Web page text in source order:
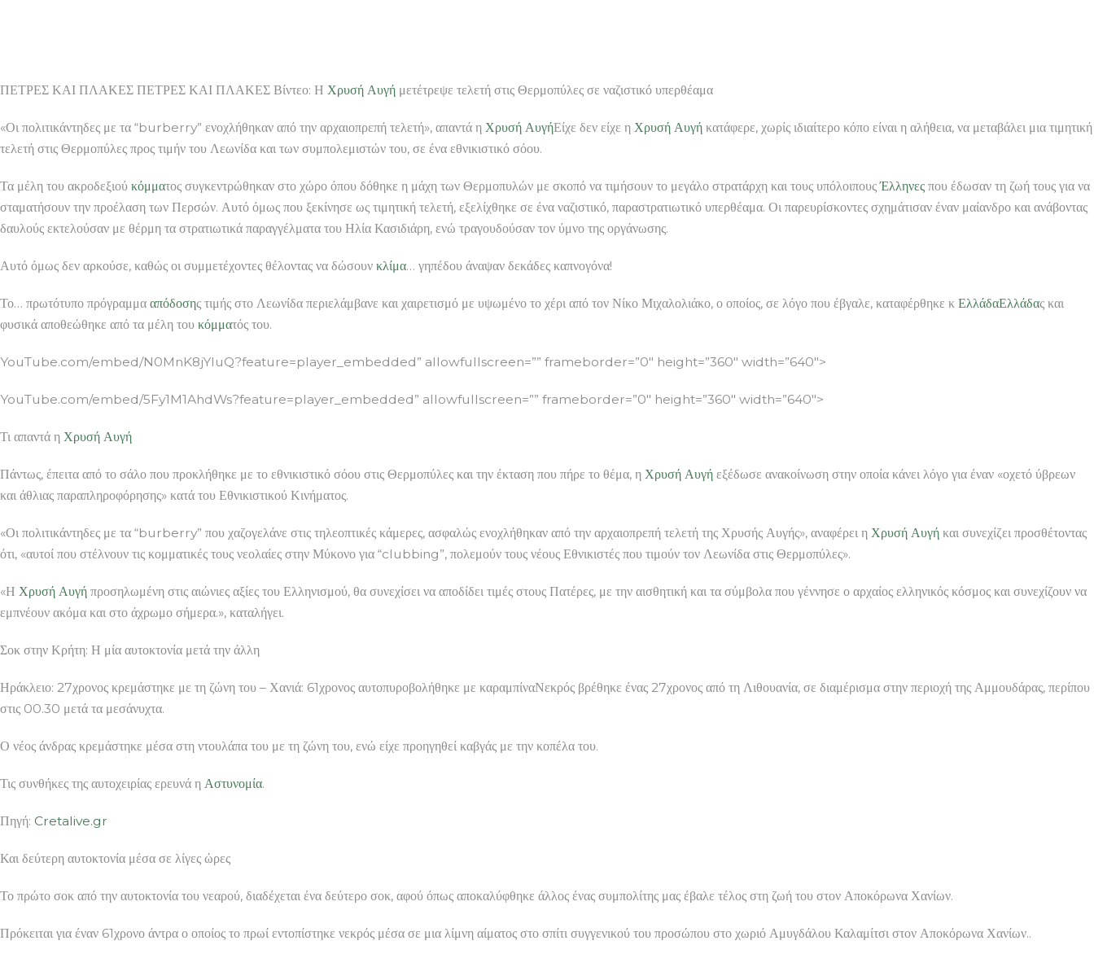
ΠΕΤΡΕΣ ΚΑΙ ΠΛΑΚΕΣ ΠΕΤΡΕΣ ΚΑΙ ΠΛΑΚΕΣ Βίντεο: Η Χρυσή Αυγή μετέτρεψε τελετή στις Θερμοπύλες σε ναζιστικό υπερθέαμα
«Οι πολιτικάντηδες με τα “burberry” ενοχλήθηκαν από την αρχαιοπρεπή τελετή», απαντά η Χρυσή ΑυγήΕίχε δεν είχε η Χρυσή Αυγή κατάφερε, χωρίς ιδιαίτερο κόπο είναι η αλήθεια, να μεταβάλει μια τιμητική
τελετή στις Θερμοπύλες προς τιμήν του Λεωνίδα και των συμπολεμιστών του, σε ένα εθνικιστικό σόου.
Τα μέλη του ακροδεξιού κόμματος συγκεντρώθηκαν στο χώρο όπου δόθηκε η μάχη των Θερμοπυλών με σκοπό να τιμήσουν το μεγάλο στρατάρχη και τους υπόλοιπουςΈλληνες που έδωσαν τη ζωή τους για να
σταματήσουν την προέλαση των Περσών. Αυτό όμως που ξεκίνησε ως τιμητική τελετή, εξελίχθηκε σε ένα ναζιστικό, παραστρατιωτικό υπερθέαμα. Οι παρευρίσκοντες σχημάτισαν έναν μαίανδρο και ανάβοντας
δαυλούς εκτελούσαν με θέρμη τα στρατιωτικά παραγγέλματα του Ηλία Κασιδιάρη, ενώ τραγουδούσαν τον ύμνο της οργάνωσης.
Αυτό όμως δεν αρκούσε, καθώς οι συμμετέχοντες θέλοντας να δώσουν κλίμα… γηπέδου άναψαν δεκάδες καπνογόνα!
Το… πρωτότυπο πρόγραμμα απόδοσης τιμής στο Λεωνίδα περιελάμβανε και χαιρετισμό με υψωμένο το χέρι από τον Νίκο Μιχαλολιάκο, ο οποίος, σε λόγο που έβγαλε, καταφέρθηκε κ ΕλλάδαΕλλάδας και
φυσικά αποθεώθηκε από τα μέλη του κόμματός του.
YouTube.com/embed/N0MnK8jYluQ?feature=player_embedded” allowfullscreen=”” frameborder=”0″ height=”360″ width=”640″>
YouTube.com/embed/5Fy1M1AhdWs?feature=player_embedded” allowfullscreen=”” frameborder=”0″ height=”360″ width=”640″>
Τι απαντά η Χρυσή Αυγή
Πάντως, έπειτα από το σάλο που προκλήθηκε με το εθνικιστικό σόου στις Θερμοπύλες και την έκταση που πήρε το θέμα, η Χρυσή Αυγή εξέδωσε ανακοίνωση στην οποία κάνει λόγο για έναν «οχετό ύβρεων
και άθλιας παραπληροφόρησης» κατά του Εθνικιστικού Κινήματος.
«Οι πολιτικάντηδες με τα “burberry” που χαζογελάνε στις τηλεοπτικές κάμερες, ασφαλώς ενοχλήθηκαν από την αρχαιοπρεπή τελετή της Χρυσής Αυγής», αναφέρει η Χρυσή Αυγή και συνεχίζει προσθέτοντας
ότι, «αυτοί που στέλνουν τις κομματικές τους νεολαίες στην Μύκονο για “clubbing”, πολεμούν τους νέους Εθνικιστές που τιμούν τον Λεωνίδα στις Θερμοπύλες».
«Η Χρυσή Αυγή προσηλωμένη στις αιώνιες αξίες του Ελληνισμού, θα συνεχίσει να αποδίδει τιμές στους Πατέρες, με την αισθητική και τα σύμβολα που γέννησε ο αρχαίος ελληνικός κόσμος και συνεχίζουν να
εμπνέουν ακόμα και στο άχρωμο σήμερα.», καταλήγει.
Σοκ στην Κρήτη: Η μία αυτοκτονία μετά την άλλη
Ηράκλειο: 27χρονος κρεμάστηκε με τη ζώνη του – Χανιά: 61χρονος αυτοπυροβολήθηκε με καραμπίναΝεκρός βρέθηκε ένας 27χρονος από τη Λιθουανία, σε διαμέρισμα στην περιοχή της Αμμουδάρας, περίπου
στις 00.30 μετά τα μεσάνυχτα.
Ο νέος άνδρας κρεμάστηκε μέσα στη ντουλάπα του με τη ζώνη του, ενώ είχε προηγηθεί καβγάς με την κοπέλα του.
Τις συνθήκες της αυτοχειρίας ερευνά η Αστυνομία.
Πηγή: Cretalive.gr
Και δεύτερη αυτοκτονία μέσα σε λίγες ώρες
Το πρώτο σοκ από την αυτοκτονία του νεαρού, διαδέχεται ένα δεύτερο σοκ, αφού όπως αποκαλύφθηκε άλλος ένας συμπολίτης μας έβαλε τέλος στη ζωή του στον Αποκόρωνα Χανίων.
Πρόκειται για έναν 61χρονο άντρα ο οποίος το πρωί εντοπίστηκε νεκρός μέσα σε μια λίμνη αίματος στο σπίτι συγγενικού του προσώπου στο χωριό Αμυγδάλου Καλαμίτσι στον Αποκόρωνα Χανίων..